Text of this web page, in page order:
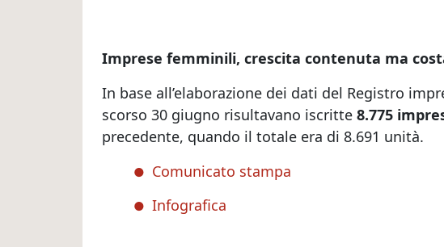
Imprese femminili, crescita contenuta ma
In base all’elaborazione dei dati del Registro
scorso 30 giugno risultavano iscritte 8.775
precedente, quando il totale era di 8.691 unità.
Comunicato stampa
Infografica